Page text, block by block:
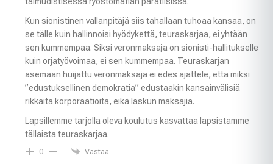
Kun sionistinen vallanpitäjä siis tahallaan tuhoaa kansaa, on
se tälle kuin hallinnoisi hyödykettä, teuraskarjaa, ei yhtään
sen kummempaa. Siksi veronmaksaja on sionisti-hallitukselle
kuin orjatyövoimaa, ei sen kummempaa. Teuraskarjan
asemaan huijattu veronmaksaja ei edes ajattele, että miksi
”edustuksellinen demokratia” edustaakin kansainvälisiä
rikkaita korporaatioita, eikä laskun maksajia.
Lapsillemme tarjolla oleva koulutus kasvattaa lapsistamme
tällaista teuraskarjaa.
0 Vastaa